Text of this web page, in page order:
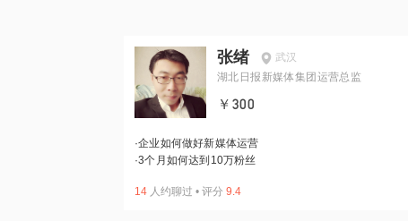
张绪
武汉
湖北日报新媒体集团运营总监
￥300
·企业如何做好新媒体运营
·3个月如何达到10万粉丝
14 人约聊过 • 评分 9.4